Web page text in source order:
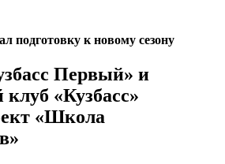
подготовку к новому сезону
Первый» и
«Кузбасс»
«Школа